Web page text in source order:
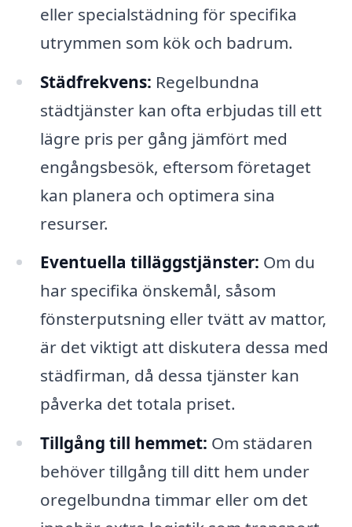
eller specialstädning för specifika
utrymmen som kök och badrum.
Städfrekvens: Regelbundna
städtjänster kan ofta erbjudas till ett
lägre pris per gång jämfört med
engångsbesök, eftersom företaget
kan planera och optimera sina
resurser.
Eventuella tilläggstjänster: Om du
har specifika önskemål, såsom
fönsterputsning eller tvätt av mattor,
är det viktigt att diskutera dessa med
städfirman, då dessa tjänster kan
påverka det totala priset.
Tillgång till hemmet: Om städaren
behöver tillgång till ditt hem under
oregelbundna timmar eller om det